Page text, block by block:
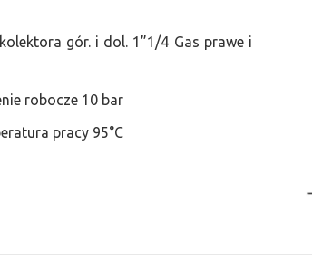
gór. i dol. 1”1/4 Gas prawe i
robocze 10 bar
pracy 95°C